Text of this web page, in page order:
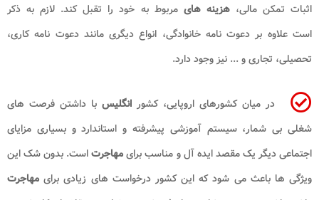
اثبات تمکن مالی،هزینه های مربوط به خود را تقبل کند. لازم به ذکر
است علاوه بر دعوت نامه خانوادگی، انواع دیگری مانند دعوت نامه کاری،
تحصیلی، تجاری و ... نیز وجود دارد.
در میان کشورهای اروپایی، کشور انگلیس با داشتن فرصت های
شغلی بی شمار، سیستم آموزشی پیشرفته و استاندارد و بسیاری مزایای
اجتماعی دیگر یک مقصد ایده آل و مناسب برایمهاجرتاست. بدون شک این
ویژگی ها باعث می شود که این کشور درخواست های زیادی برای مهاجرت